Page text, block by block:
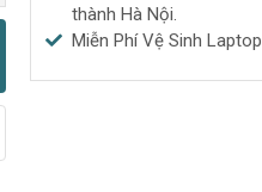
thành Hà Nội.
Miễn Phí Vệ Sinh Laptop